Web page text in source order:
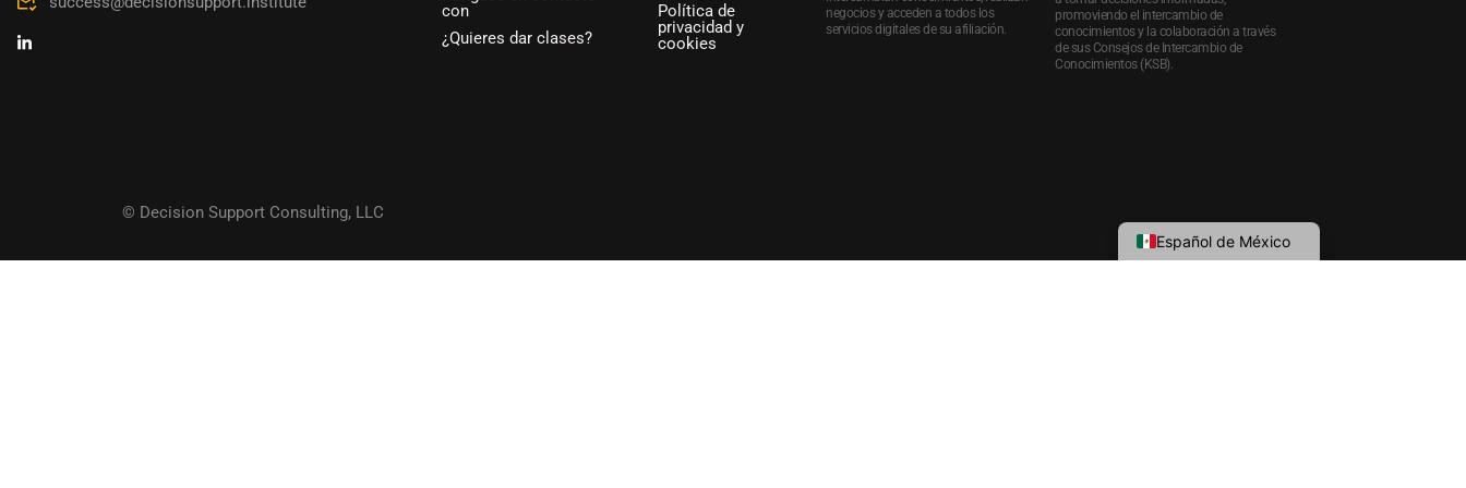
con
¿Quieres dar clases?
Política de
privacidad y
cookies
negocios y acceden a todos los
servicios digitales de su afiliación.
promoviendo el intercambio de
conocimientos y la colaboración a través
de sus Consejos de Intercambio de
Conocimientos (KSB).
© Decision Support Consulting, LLC
Español de México